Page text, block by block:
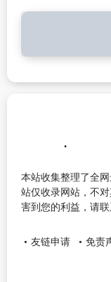
本站收集整理了全
站仅收录网站，不
害到您的利益，请联
友链申请 免责